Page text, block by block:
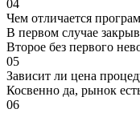
04
Чем отличается
В первом случае
Второе без первого
05
Зависит ли цена
Косвенно да, рынок
06